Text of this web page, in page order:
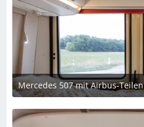
Mercedes 507 mit Airbus-Teilen
26. Februar 2025 um 13:39